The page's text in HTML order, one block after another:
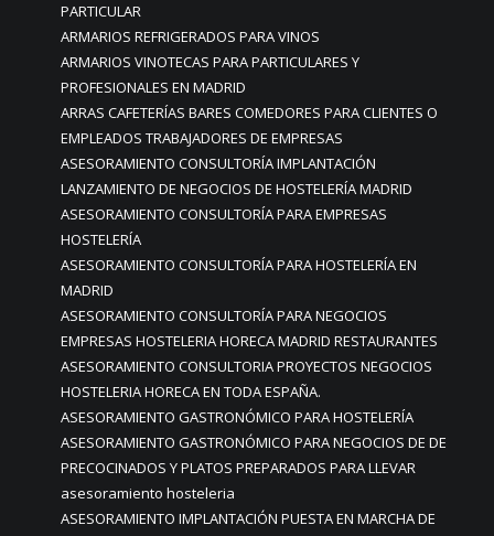
PARTICULAR
ARMARIOS REFRIGERADOS PARA VINOS
ARMARIOS VINOTECAS PARA PARTICULARES Y
PROFESIONALES EN MADRID
ARRAS CAFETERÍAS BARES COMEDORES PARA CLIENTES O
EMPLEADOS TRABAJADORES DE EMPRESAS
ASESORAMIENTO CONSULTORÍA IMPLANTACIÓN
LANZAMIENTO DE NEGOCIOS DE HOSTELERÍA MADRID
ASESORAMIENTO CONSULTORÍA PARA EMPRESAS
HOSTELERÍA
ASESORAMIENTO CONSULTORÍA PARA HOSTELERÍA EN
MADRID
ASESORAMIENTO CONSULTORÍA PARA NEGOCIOS
EMPRESAS HOSTELERIA HORECA MADRID RESTAURANTES
ASESORAMIENTO CONSULTORIA PROYECTOS NEGOCIOS
HOSTELERIA HORECA EN TODA ESPAÑA.
ASESORAMIENTO GASTRONÓMICO PARA HOSTELERÍA
ASESORAMIENTO GASTRONÓMICO PARA NEGOCIOS DE DE
PRECOCINADOS Y PLATOS PREPARADOS PARA LLEVAR
asesoramiento hosteleria
ASESORAMIENTO IMPLANTACIÓN PUESTA EN MARCHA DE